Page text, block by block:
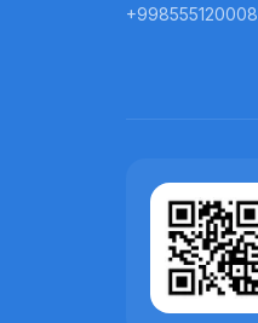
+998555120008